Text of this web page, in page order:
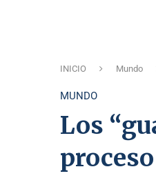
INICIO Mundo
MUNDO
Los